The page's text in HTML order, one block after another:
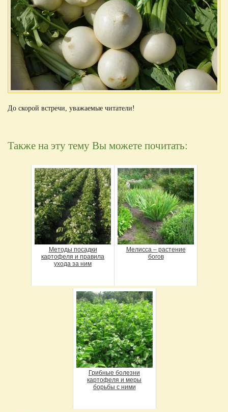
До скорой встречи, уважаемые читатели!
Также на эту тему Вы можете почитать:
Методы посадки
картофеля и правила
ухода за ним
Мелисса – растение
богов
Грибные болезни
картофеля и меры
борьбы с ними